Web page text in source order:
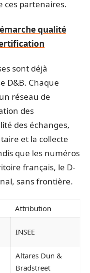
ces partenaires.
qualité
sont déjà
D&B. Chaque
réseau de
des
des échanges,
et la collecte
que les numéros
français, le D-
sans frontière.
Attribution
INSEE
Altares Dun &
Bradstreet